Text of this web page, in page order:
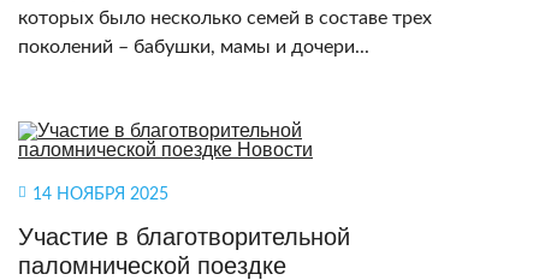
которых было несколько семей в составе трех
поколений – бабушки, мамы и дочери...
14 НОЯБРЯ 2025
Участие в благотворительной
паломнической поездке